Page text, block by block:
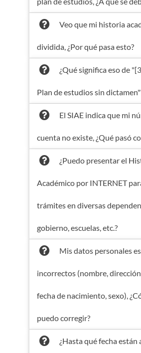
Veo que mi historia
dividida, ¿Por qué pasa esto?
¿Qué significa eso de
Plan de estudios sin
El SIAE indica que mi
cuenta no existe, ¿Qué pasó
¿Puedo presentar el
Académico por INTERNET
trámites en diversas
gobierno, escuelas, etc.?
Mis datos personales
incorrectos (nombre,
fecha de nacimiento, sexo),
puedo corregir?
¿Hasta qué fecha están